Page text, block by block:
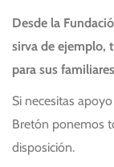
Desde la
sirva de ejemplo,
para sus
Si necesitas
Bretón ponemos
disposición.